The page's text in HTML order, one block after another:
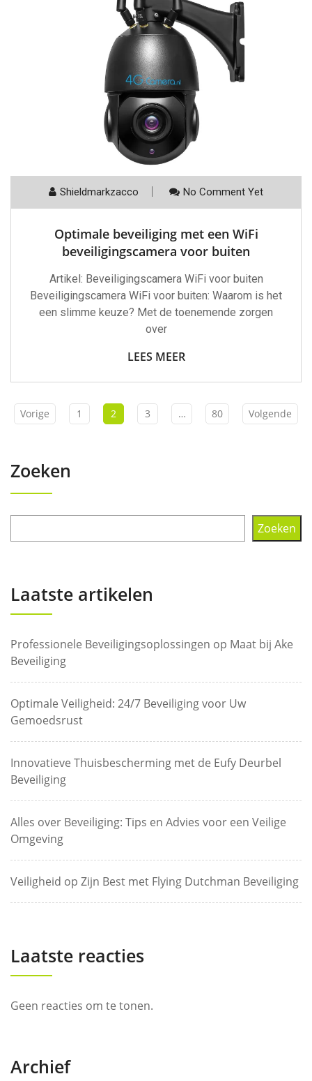
Shieldmarkzacco No Comment Yet
Optimale beveiliging met een WiFi
beveiligingscamera voor buiten
Artikel: Beveiligingscamera WiFi voor buiten
Beveiligingscamera WiFi voor buiten: Waarom is het
een slimme keuze? Met de toenemende zorgen
over
LEES MEER
Vorige 1 2 3 … 80 Volgende
Zoeken
Zoeken
Laatste artikelen
Professionele Beveiligingsoplossingen op Maat bij Ake
Beveiliging
Optimale Veiligheid: 24/7 Beveiliging voor Uw
Gemoedsrust
Innovatieve Thuisbescherming met de Eufy Deurbel
Beveiliging
Alles over Beveiliging: Tips en Advies voor een Veilige
Omgeving
Veiligheid op Zijn Best met Flying Dutchman Beveiliging
Laatste reacties
Geen reacties om te tonen.
Archief